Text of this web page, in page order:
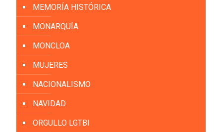
MEMORÍA HISTÓRICA
MONARQUÍA
MONCLOA
MUJERES
NACIONALISMO
NAVIDAD
ORGULLO LGTBI